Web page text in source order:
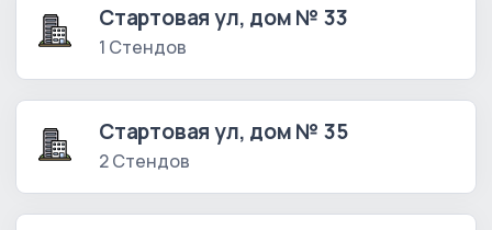
Стартовая ул, дом № 33
1 Стендов
Стартовая ул, дом № 35
2 Стендов